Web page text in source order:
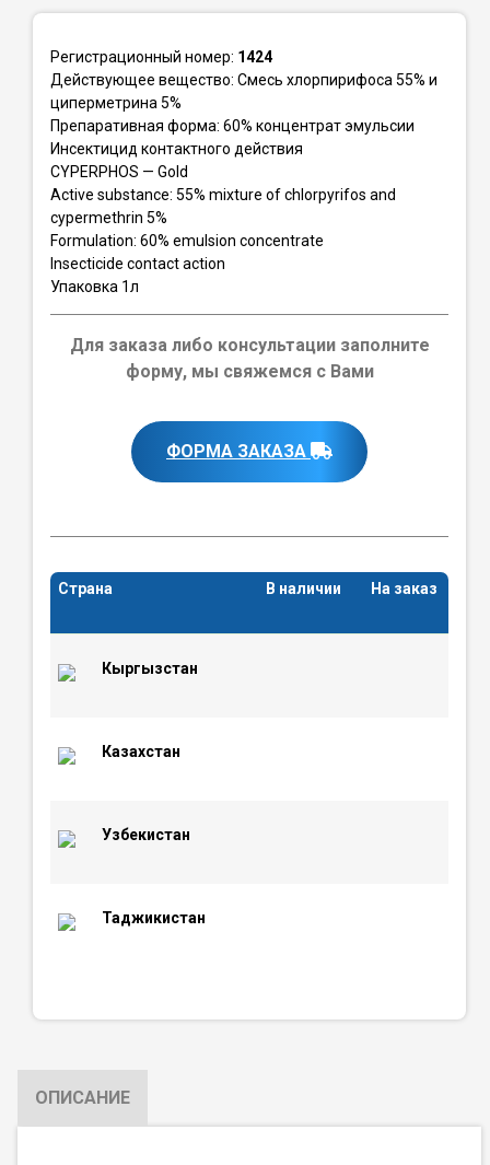
Регистрационный номер: 1424
Действующее вещество: Смесь хлорпирифоса 55% и
циперметрина 5%
Препаративная форма: 60% концентрат эмульсии
Инсектицид контактного действия
CYPERPHOS — Gold
Active substance: 55% mixture of chlorpyrifos and
cypermethrin 5%
Formulation: 60% emulsion concentrate
Insecticide contact action
Упаковка 1л
Для заказа либо консультации заполните
форму, мы свяжемся с Вами
ФОРМА ЗАКАЗА
Страна В наличии На заказ
Кыргызстан
Казахстан
Узбекистан
Таджикистан
ОПИСАНИЕ